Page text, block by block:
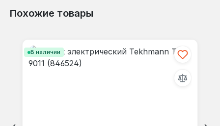
Похожие товары
В наличии